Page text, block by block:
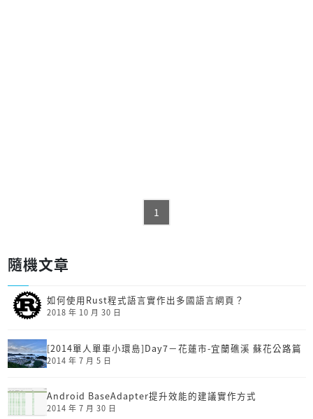
1
隨機文章
如何使用Rust程式語言實作出多國語言網頁？
2018 年 10 月 30 日
[2014單人單車小環島]Day7－花蓮市-宜蘭礁溪 蘇花公路篇
2014 年 7 月 5 日
Android BaseAdapter提升效能的建議實作方式
2014 年 7 月 30 日